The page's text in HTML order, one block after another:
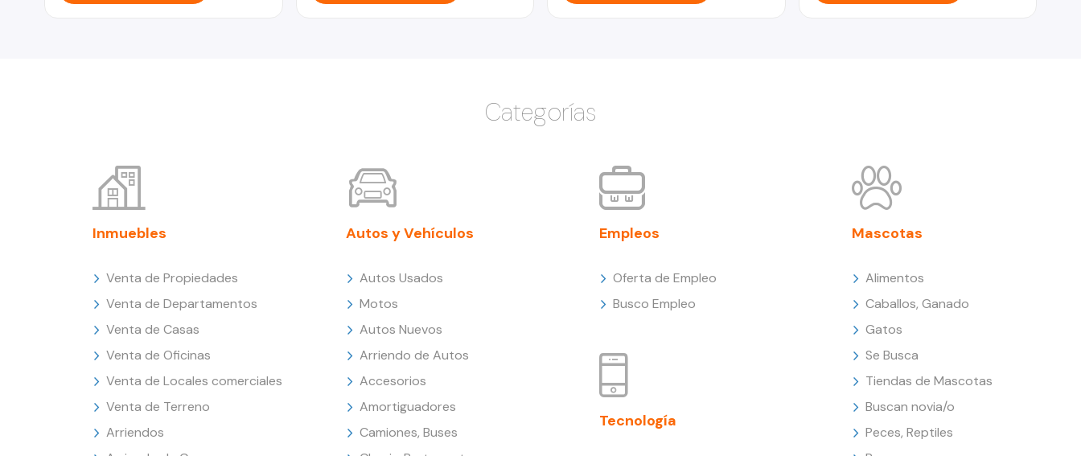
Categorías
Inmuebles
Venta de Propiedades
Venta de Departamentos
Venta de Casas
Venta de Oficinas
Venta de Locales comerciales
Venta de Terreno
Arriendos
Autos y Vehículos
Autos Usados
Motos
Autos Nuevos
Arriendo de Autos
Accesorios
Amortiguadores
Camiones, Buses
Empleos
Oferta de Empleo
Busco Empleo
Tecnología
Mascotas
Alimentos
Caballos, Ganado
Gatos
Se Busca
Tiendas de Mascotas
Buscan novia/o
Peces, Reptiles